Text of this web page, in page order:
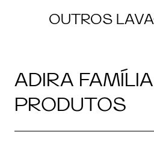
OUTROS
ADIRA
PRODUTOS